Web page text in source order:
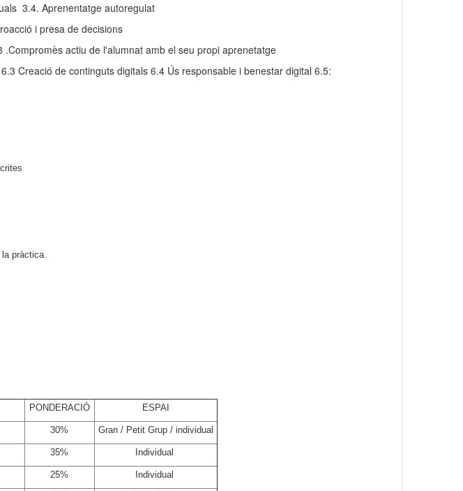
3.4. Aprenentatge autoregulat
i presa de decisions
actiu de l'alumnat amb el seu propi aprenetatge
Creació de continguts digitals 6.4 Ús responsable i benestar digital 6.5:
pràctica.
PONDERACIÓ ESPAI
30% Gran / Petit Grup / individual
35% Individual
25% Individual